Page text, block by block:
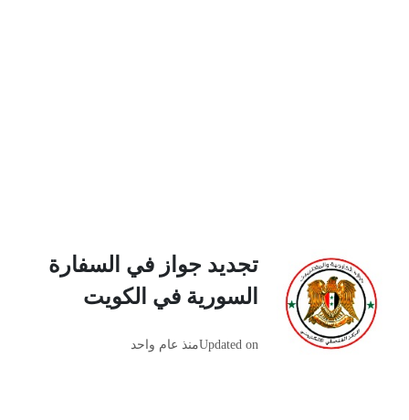
تجديد جواز في السفارة
السورية في الكويت
Updated onمنذ عام واحد